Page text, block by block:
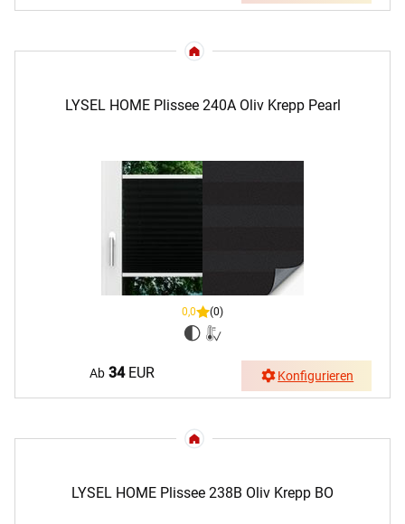
LYSEL HOME Plissee 240A Oliv Krepp Pearl
0,0 (0)
Ab 34EUR Konfigurieren
LYSEL HOME Plissee 238B Oliv Krepp BO